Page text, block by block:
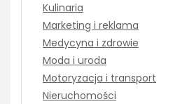
Kulinaria
Marketing i reklama
Medycyna i zdrowie
Moda i uroda
Motoryzacja i transport
Nieruchomości